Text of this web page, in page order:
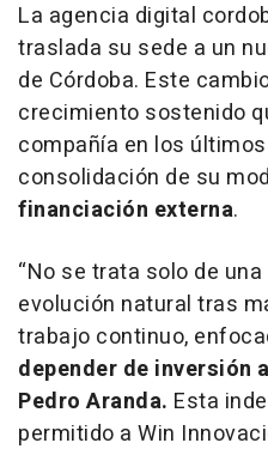
La agencia digital
traslada su sede a un
de Córdoba. Este
crecimiento sostenido
compañía en los
consolidación de su
financiación externa.
“No se trata solo de
evolución natural tras
trabajo continuo,
depender de inversión
Pedro Aranda. Esta
permitido a Win